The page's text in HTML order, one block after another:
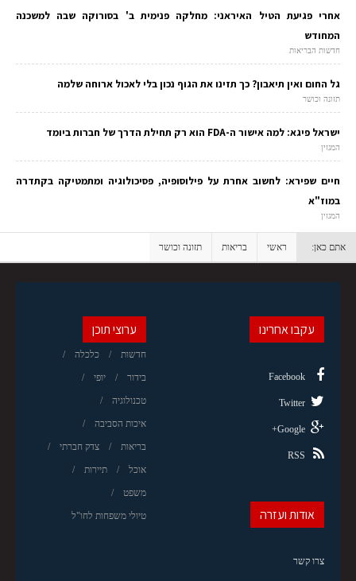
אחרי פגיעת הטיל האיראני: מחלקה פנימית ב' בסורוקה שבה למשכנה
המחודש
חדשות הבריאות
גל החום ואין תיאבון? כך תזינו את הגוף נכון בלי לאכול ארוחה שלמה
תזונה וכושר
ישראל פיגא: למה אישור ה-FDA הוא רק תחילת הדרך של חברות ביומד
המגזין
חיים שפירא: לחשוב אחרת על פילוסופיה, פסיכולוגיה ומתמטיקה בקתדרה
במוז"א
המגזין
אתם כאן: ראשי בריאות תזונה וכושר
ערוצי תוכן
חדשות כלכלה
בידור יופי
טכנולוגיה
איכות הסביבה
בריאות צדק חברתי
אוכל תיירות
משפט
טיולי משפחות לחו"ל
עקבו אחרינו
Facebook
Twitter
Google+
RSS
אודות ועזרה
צרו קשר